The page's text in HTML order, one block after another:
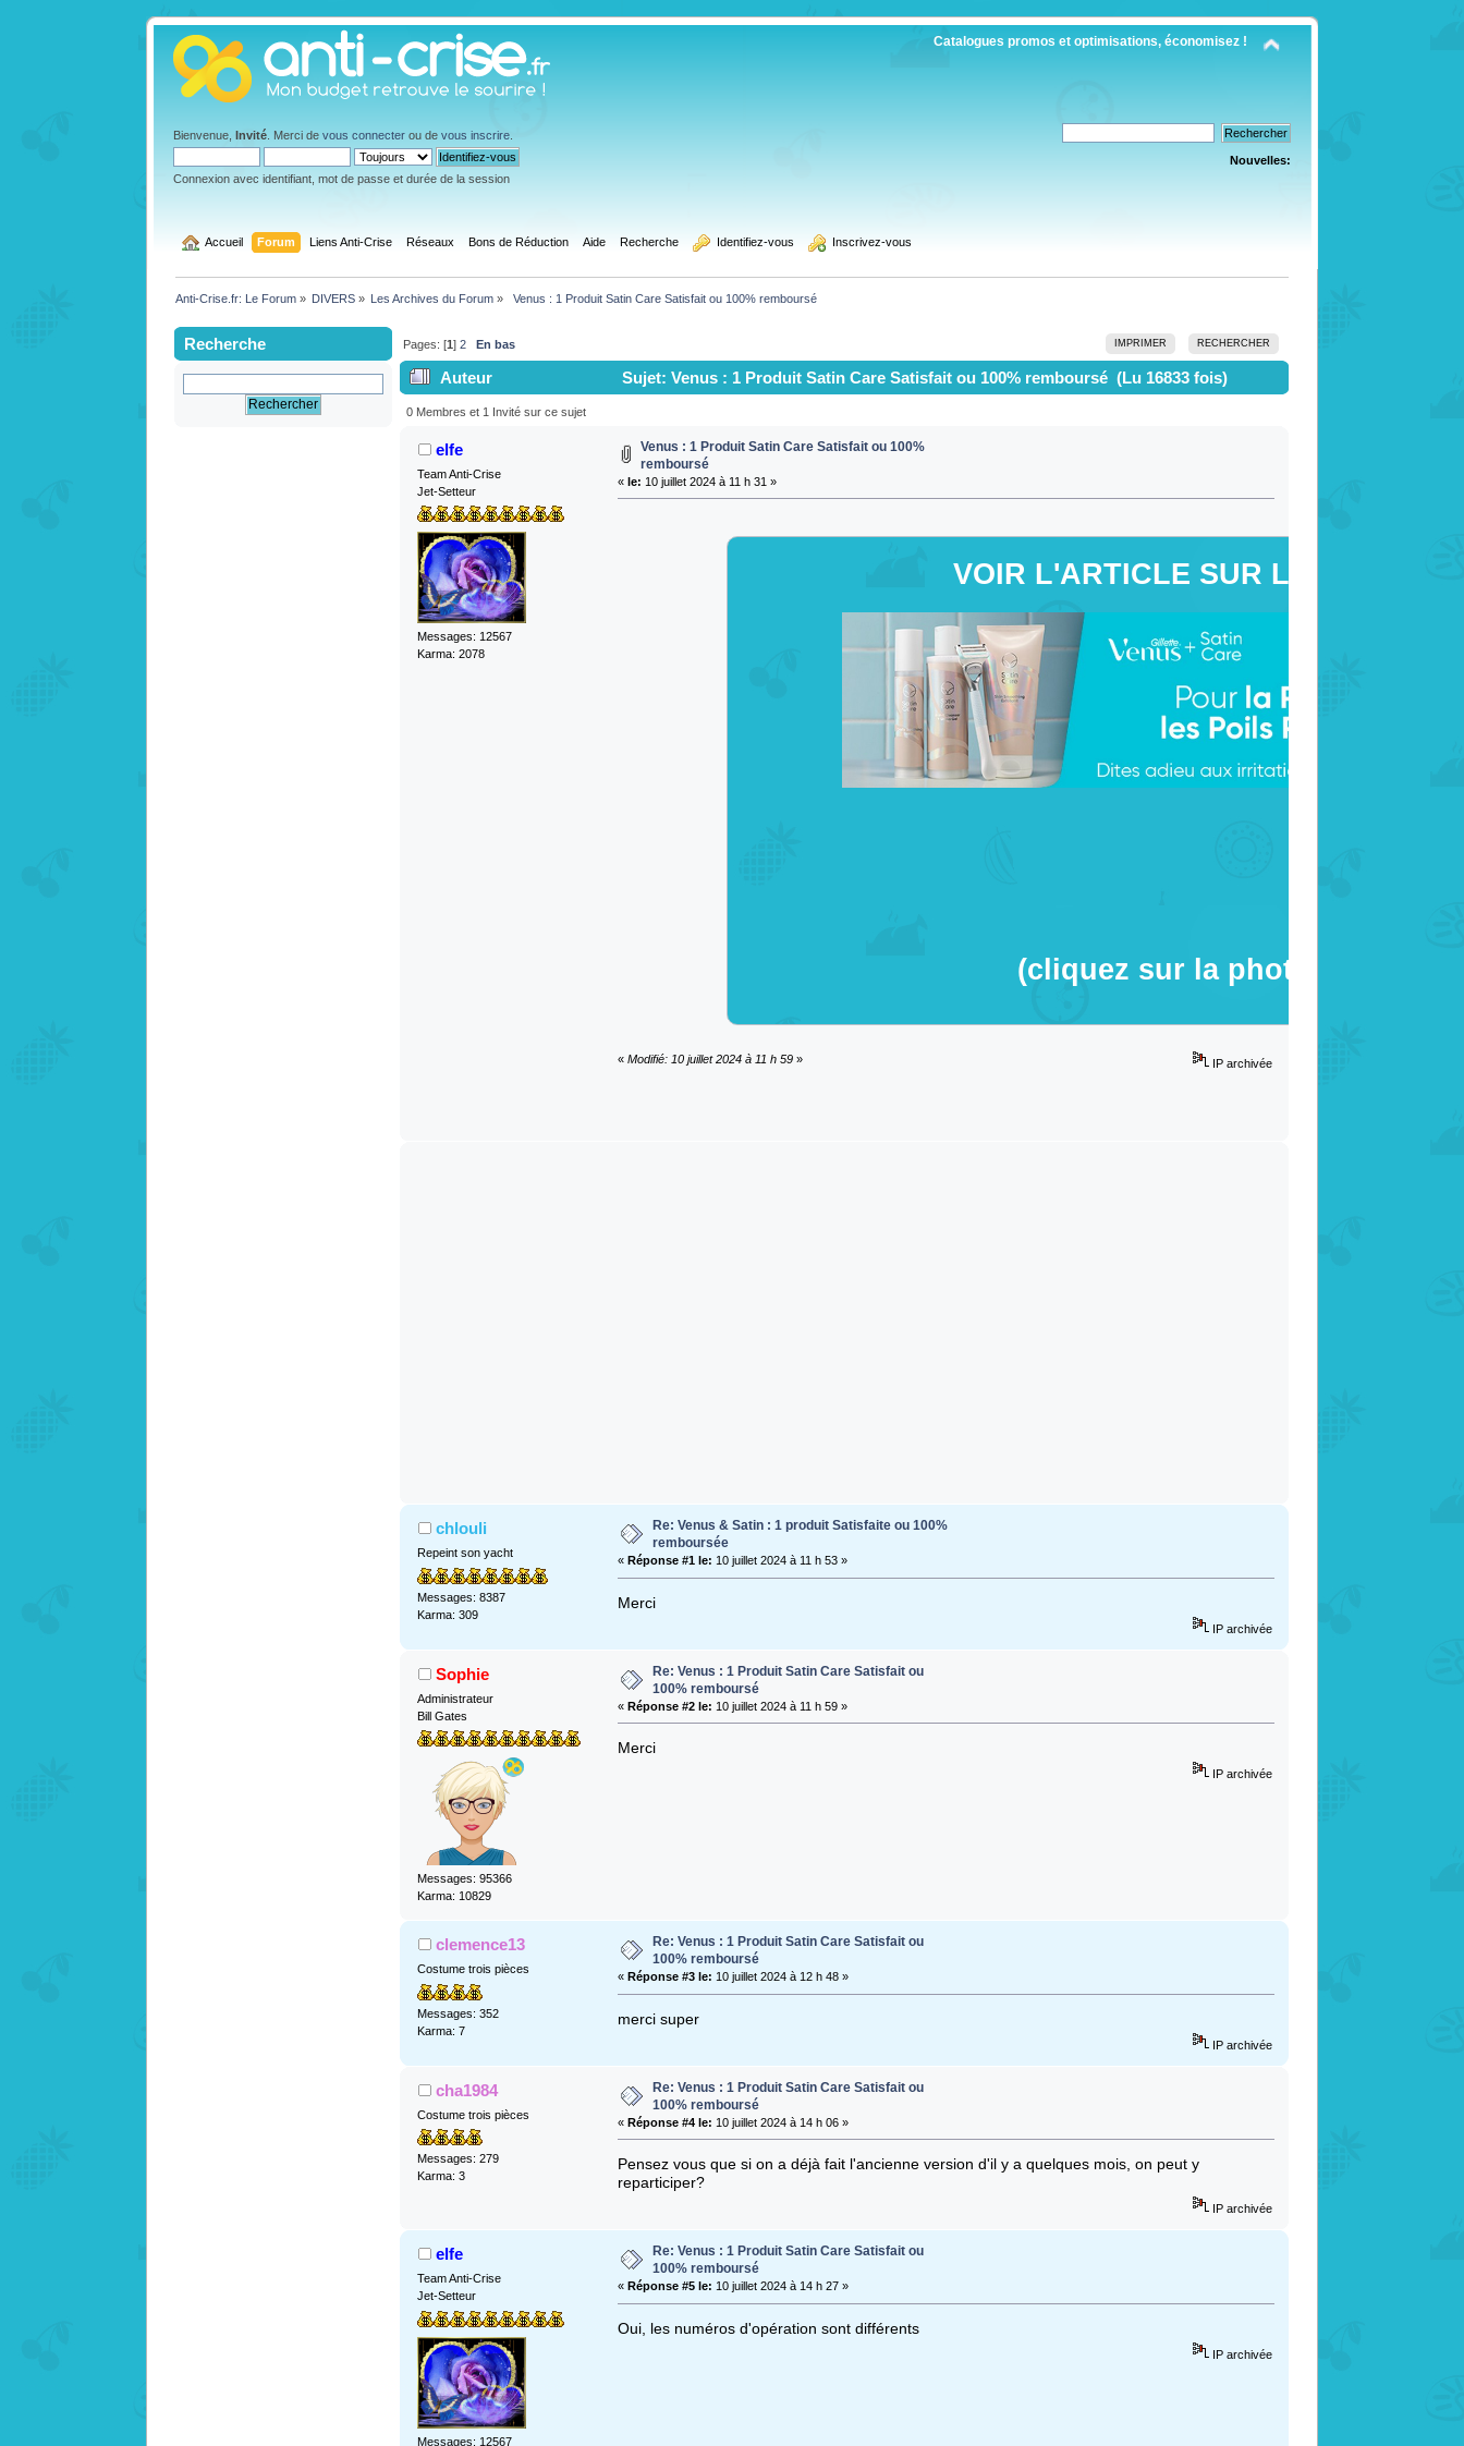
Catalogues promos et optimisations, économisez !
Bienvenue,Invité . Merci devous connecter ou devous inscrire
Connexion avec identifiant, mot de passe et durée de la session
Nouvelles:
Accueil Forum Liens Anti-Crise Réseaux Bons de Réduction Aide Recherche Identifiez-vous Inscrivez-vous
Anti-Crise.fr: Le Forum» DIVERS» Les Archives du Forum » Venus : 1 Produit Satin Care Satisfait ou 100% remboursé
Recherche IMPRIMER RECHERCHER
Pages: [1] 2 En bas
Auteur Sujet: Venus : 1 Produit Satin Care Satisfait ou 100% remboursé (Lu 16833 fois)
0 Membres et 1 Invité sur ce sujet
elfe
Team Anti-Crise
Jet-Setteur
Messages: 12567
Karma: 2078
Venus : 1 Produit Satin Care Satisfait ou 100%
remboursé
«le: 10 juillet 2024 à 11 h 31 »
VOIR L'ARTICLE SUR LE SITE
(cliquez sur la photo)
«Modifié: 10 juillet 2024 à 11 h 59» IP archivée
chlouli
Repeint son yacht
Messages: 8387
Karma: 309
Re: Venus & Satin : 1 produit Satisfaite ou 100%
remboursée
« Réponse #1 le: 10 juillet 2024 à 11 h 53 »
Merci
IP archivée
Sophie
Administrateur
Bill Gates
Messages: 95366
Karma: 10829
Re: Venus : 1 Produit Satin Care Satisfait ou
100% remboursé
«Réponse #2 le: 10 juillet 2024 à 11 h 59 »
Merci
IP archivée
clemence13
Costume trois pièces
Messages: 352
Karma: 7
Re: Venus : 1 Produit Satin Care Satisfait ou
100% remboursé
« Réponse #3 le: 10 juillet 2024 à 12 h 48 »
merci super
IP archivée
cha1984
Costume trois pièces
Messages: 279
Karma: 3
Re: Venus : 1 Produit Satin Care Satisfait ou
100% remboursé
«Réponse #4 le: 10 juillet 2024 à 14 h 06 »
Pensez vous que si on a déjà fait l'ancienne version d'il y a quelques mois, on peut y
reparticiper?
IP archivée
elfe
Team Anti-Crise
Jet-Setteur
Messages: 12567
Re: Venus : 1 Produit Satin Care Satisfait ou
100% remboursé
« Réponse #5 le: 10 juillet 2024 à 14 h 27 »
Oui, les numéros d'opération sont différents
IP archivée